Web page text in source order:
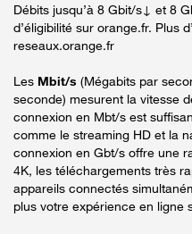
Débits jusqu’à 8 Gbit/s↓ et 8
d’éligibilité sur orange.fr. Plus
reseaux.orange.fr
Les Mbit/s (Mégabits par
seconde) mesurent la vitesse
connexion en Mbt/s est
comme le streaming HD et la
connexion en Gbt/s offre une
4K, les téléchargements très
appareils connectés
plus votre expérience en ligne